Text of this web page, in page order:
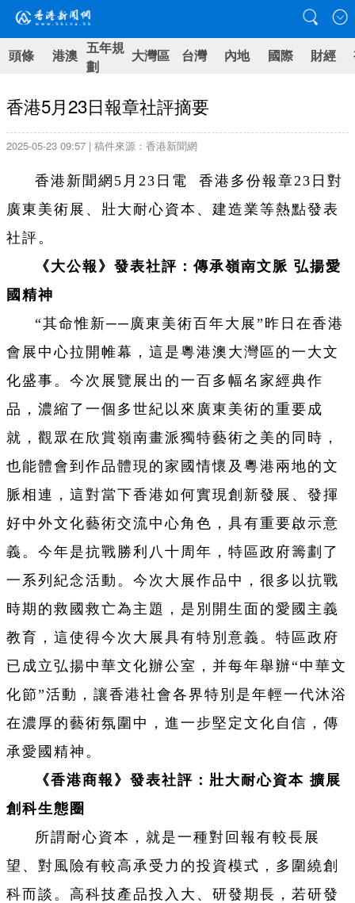
頭條 港澳 五年規
劃
大灣區 台灣 內地 國際 財經
香港5月23日報章社評摘要
2025-05-23 09:57 | 稿件來源：香港新聞網
香港新聞網5月23日電 香港多份報章23日對
廣東美術展、壯大耐心資本、建造業等熱點發表
社評。
《大公報》發表社評：傳承嶺南文脈 弘揚愛
國精神
“其命惟新──廣東美術百年大展”昨日在香港
會展中心拉開帷幕，這是粵港澳大灣區的一大文
化盛事。今次展覽展出的一百多幅名家經典作
品，濃縮了一個多世紀以來廣東美術的重要成
就，觀眾在欣賞嶺南畫派獨特藝術之美的同時，
也能體會到作品體現的家國情懷及粵港兩地的文
脈相連，這對當下香港如何實現創新發展、發揮
好中外文化藝術交流中心角色，具有重要啟示意
義。今年是抗戰勝利八十周年，特區政府籌劃了
一系列紀念活動。今次大展作品中，很多以抗戰
時期的救國救亡為主題，是別開生面的愛國主義
教育，這使得今次大展具有特別意義。特區政府
已成立弘揚中華文化辦公室，并每年舉辦“中華文
化節”活動，讓香港社會各界特別是年輕一代沐浴
在濃厚的藝術氛圍中，進一步堅定文化自信，傳
承愛國精神。
《香港商報》發表社評：壯大耐心資本 擴展
創科生態圈
所謂耐心資本，就是一種對回報有較長展
望、對風險有較高承受力的投資模式，多圍繞創
科而談。高科技產品投入大、研發期長，若研發